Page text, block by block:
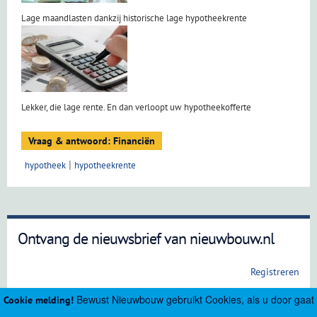
Cookie melding!Bewust Nieuwbouw gebruikt Cookies, als u door gaat
Lage maandlasten dankzij historische lage hypotheekrente
Lekker, die lage rente. En dan verloopt uw hypotheekofferte
Vraag & antwoord: Financiën
hypotheek hypotheekrente
Ontvang de nieuwsbrief van nieuwbouw.nl
Registreren